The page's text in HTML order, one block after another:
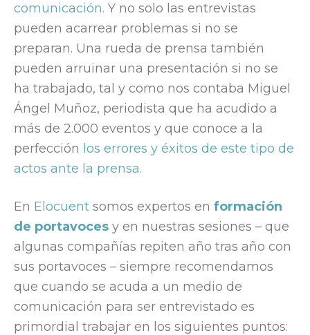
comunicación. Y no solo las entrevistas
pueden acarrear problemas si no se
preparan. Una rueda de prensa también
pueden arruinar una presentación si no se
ha trabajado, tal y como nos contaba Miguel
Ángel Muñoz, periodista que ha acudido a
más de 2.000 eventos y que conoce a la
perfección los errores y éxitos de este tipo de
actos ante la prensa.
En Elocuent somos expertos en formación
de portavoces y en nuestras sesiones – que
algunas compañías repiten año tras año con
sus portavoces – siempre recomendamos
que cuando se acuda a un medio de
comunicación para ser entrevistado es
primordial trabajar en los siguientes puntos: